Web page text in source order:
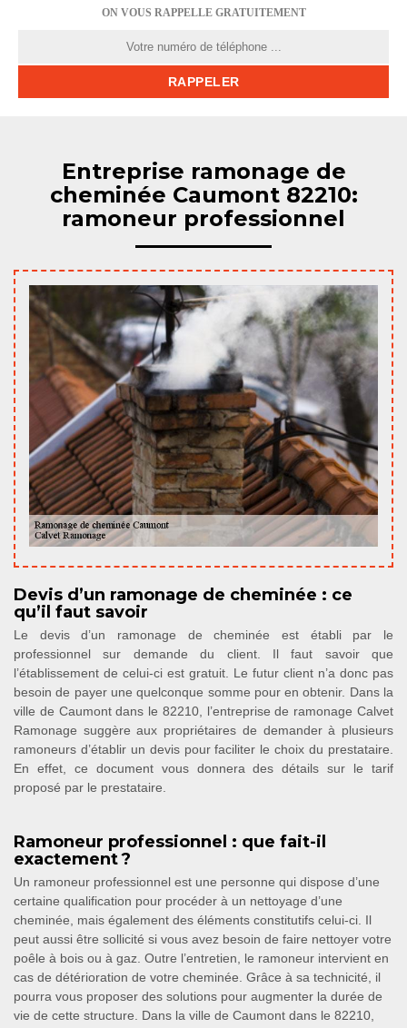
ON VOUS RAPPELLE GRATUITEMENT
Entreprise ramonage de
cheminée Caumont 82210:
ramoneur professionnel
Devis d’un ramonage de cheminée : ce
qu’il faut savoir
Le devis d’un ramonage de cheminée est établi par le
professionnel sur demande du client. Il faut savoir que
l’établissement de celui-ci est gratuit. Le futur client n’a donc pas
besoin de payer une quelconque somme pour en obtenir. Dans la
ville de Caumont dans le 82210, l’entreprise de ramonage Calvet
Ramonage suggère aux propriétaires de demander à plusieurs
ramoneurs d’établir un devis pour faciliter le choix du prestataire.
En effet, ce document vous donnera des détails sur le tarif
proposé par le prestataire.
Ramoneur professionnel : que fait-il
exactement ?
Un ramoneur professionnel est une personne qui dispose d’une
certaine qualification pour procéder à un nettoyage d’une
cheminée, mais également des éléments constitutifs celui-ci. Il
peut aussi être sollicité si vous avez besoin de faire nettoyer votre
poêle à bois ou à gaz. Outre l’entretien, le ramoneur intervient en
cas de détérioration de votre cheminée. Grâce à sa technicité, il
pourra vous proposer des solutions pour augmenter la durée de
vie de cette structure. Dans la ville de Caumont dans le 82210,